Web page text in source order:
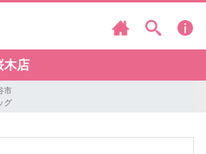
木店
市
グ